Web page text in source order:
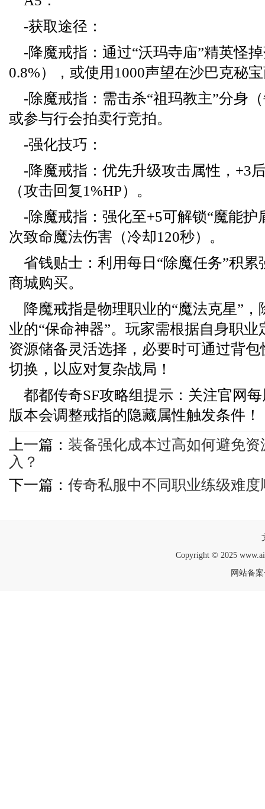
-获取途径：
-降魔戒指：通过“沃玛寺庙”精英怪
0.8%），或使用1000声望在沙巴克秘
-除魔戒指：需击杀“祖玛教主”分身
或参与行会拍卖行竞拍。
-强化技巧：
-降魔戒指：优先升级攻击属性，+3
（攻击回复1%HP）。
-除魔戒指：强化至+5可解锁“魔能护
次致命魔法伤害（冷却120秒）。
省钱贴士：利用每日“除魔任务”积
商城购买。
降魔戒指是物理职业的“魔法克星”
业的“保命神器”。玩家需根据自身职
资源储备灵活选择，必要时可通过背
切换，以应对复杂战局！
都都传奇SF攻略组提示：关注官网
版本会调整戒指的隐藏属性触发条件！
上一篇： 装备强化成本过高如何避免
入？
下一篇： 传奇私服中不同职业练级难
Copyright © 2025
网站备